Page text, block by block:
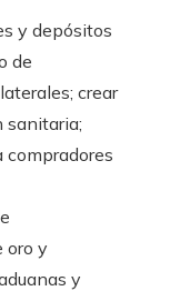
y depósitos
de
crear
sanitaria;
compradores
oro y
y